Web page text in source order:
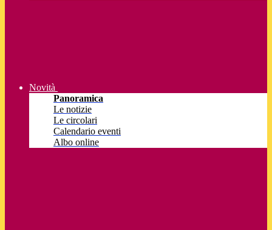
Novità
Panoramica
Le notizie
Le circolari
Calendario eventi
Albo online